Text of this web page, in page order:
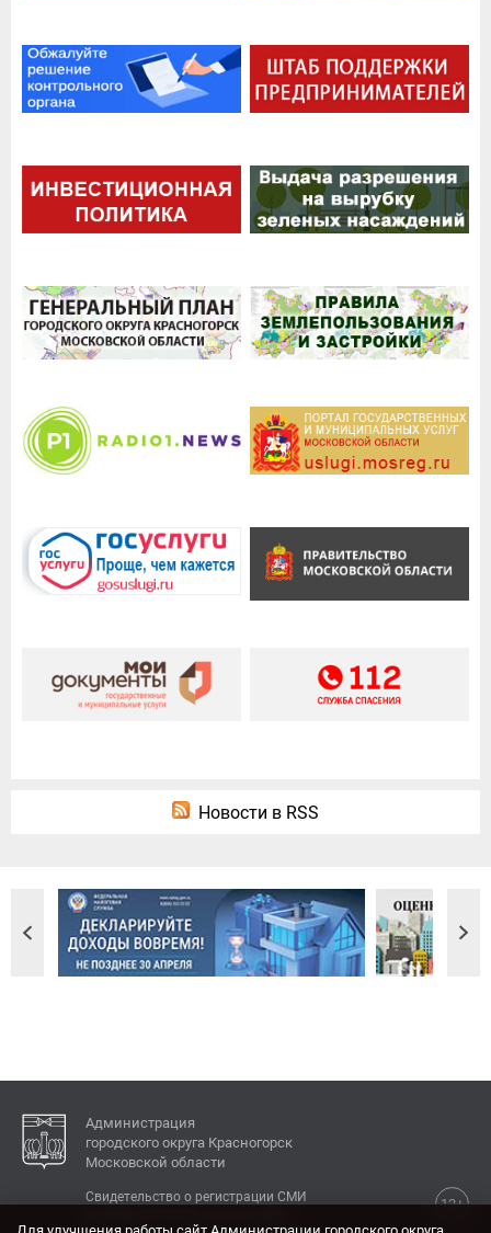
Новости в RSS
Администрация
городского округа Красногорск
Московской области
12+
Свидетельство о регистрации СМИ